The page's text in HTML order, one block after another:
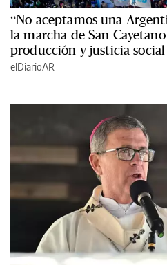
“No aceptamos una
la marcha de San
producción y justicia social
elDiarioAR